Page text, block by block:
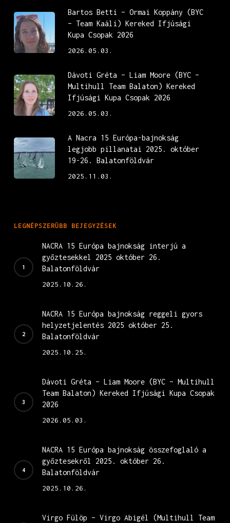
Bartos Betti – Ormai Koppány (BYC
– Team Kaáli) Kereked Ifjúsági
Kupa Csopak 2026
2026.05.03.
Dávoti Gréta – Liam Moore (BYC –
Multihull Team Balaton) Kereked
Ifjúsági Kupa Csopak 2026
2026.05.03.
A Nacra 15 Európa-bajnokság
legjobb pillanatai 2025. október
19-26. Balatonföldvár
2025.11.03.
LEGNÉPSZERŰBB BEJEGYZÉSEK
NACRA 15 Európa bajnokság interjú a
győztesekkel 2025 október 26.
Balatonföldvár
2025.10.26.
NACRA 15 Európa bajnokság reggeli gyors
helyzetjelentés 2025 október 25.
Balatonföldvár
2025.10.25.
Dávoti Gréta – Liam Moore (BYC – Multihull
Team Balaton) Kereked Ifjúsági Kupa Csopak
2026
2026.05.03.
NACRA 15 Európa bajnokság összefoglaló a
győztesekről 2025. október 26.
Balatonföldvár
2025.10.26.
Virgo Fülöp – Virgo Abigél (Multihull Team